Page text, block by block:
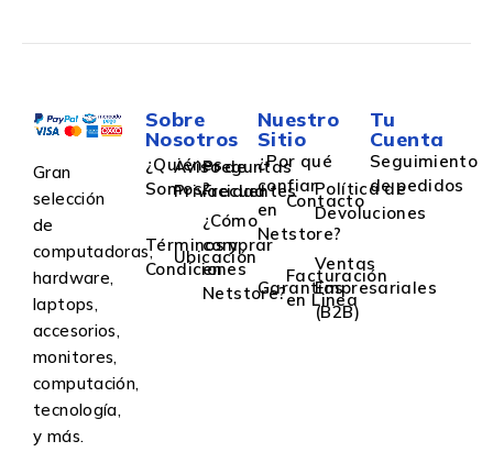
Gran
selección
de
computadoras,
hardware,
laptops,
accesorios,
monitores,
computación,
tecnología,
y más.
Sobre
Nosotros
¿Quiénes
Somos?
Aviso de
Privacidad
Preguntas
Frecuentes
Términos y
Condiciones
Ubicación
¿Cómo
comprar
en
Netstore?
Nuestro
Sitio
¿Por qué
confiar
en
Netstore?
Contacto
Política de
Devoluciones
Garantías
Facturación
en Linea
Ventas
Empresariales
(B2B)
Tu
Cuenta
Seguimiento
de pedidos